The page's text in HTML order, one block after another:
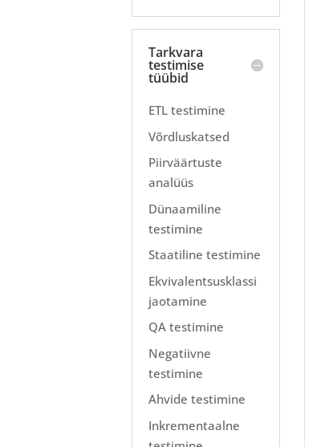
Tarkvara
testimise
tüübid
ETL testimine
Võrdluskatsed
Piirväärtuste
analüüs
Dünaamiline
testimine
Staatiline testimine
Ekvivalentsusklassi
jaotamine
QA testimine
Negatiivne
testimine
Ahvide testimine
Inkrementaalne